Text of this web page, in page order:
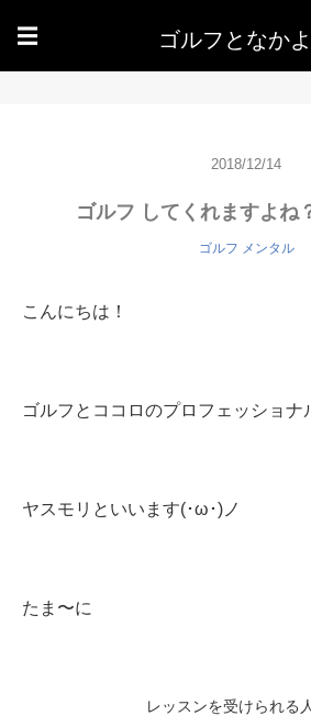
☰ ゴルフとなか
2018/12/14
ゴルフ してくれますよね
ゴルフ メンタル
こんにちは！
ゴルフとココロのプロフェッショナ
ヤスモリといいます(･ω･)ノ
たま〜に
レッスンを受けられる